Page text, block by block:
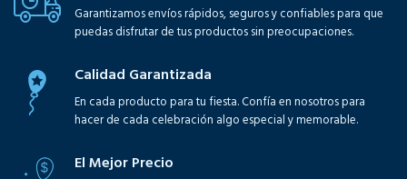
Garantizamos envíos rápidos, seguros y confiables para que
puedas disfrutar de tus productos sin preocupaciones.
Calidad Garantizada
En cada producto para tu fiesta. Confía en nosotros para
hacer de cada celebración algo especial y memorable.
El Mejor Precio